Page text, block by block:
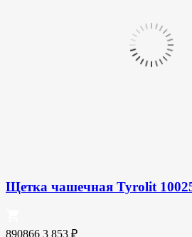
Щетка чашечная Tyrolit
890866 3 853 ₽